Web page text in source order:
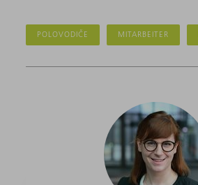
POLOVODIČE MITARBEITER